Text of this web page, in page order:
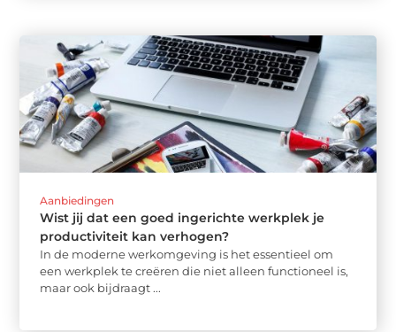
Aanbiedingen
Wist jij dat een goed ingerichte werkplek je
productiviteit kan verhogen?
In de moderne werkomgeving is het essentieel om
een werkplek te creëren die niet alleen functioneel is,
maar ook bijdraagt ...